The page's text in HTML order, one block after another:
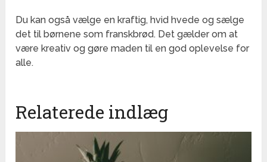
Du kan også vælge en kraftig, hvid hvede og sælge
det til børnene som franskbrød. Det gælder om at
være kreativ og gøre maden til en god oplevelse for
alle.
Relaterede indlæg